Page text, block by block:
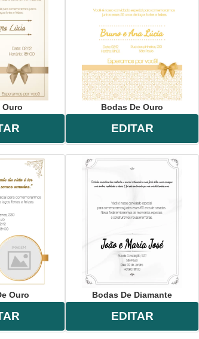
Ouro Bodas De Ouro
EDITAR
Ouro Bodas De Diamante
EDITAR